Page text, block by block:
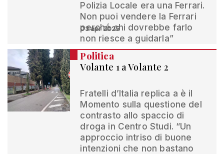
Polizia Locale era una Ferrari.
Non puoi vendere la Ferrari
perché chi dovrebbe farlo
non riesce a guidarla”
03 apr 2025
Politica
Volante 1 a Volante 2
Fratelli d’Italia replica a è il
Momento sulla questione del
contrasto allo spaccio di
droga in Centro Studi. “Un
approccio intriso di buone
intenzioni che non bastano